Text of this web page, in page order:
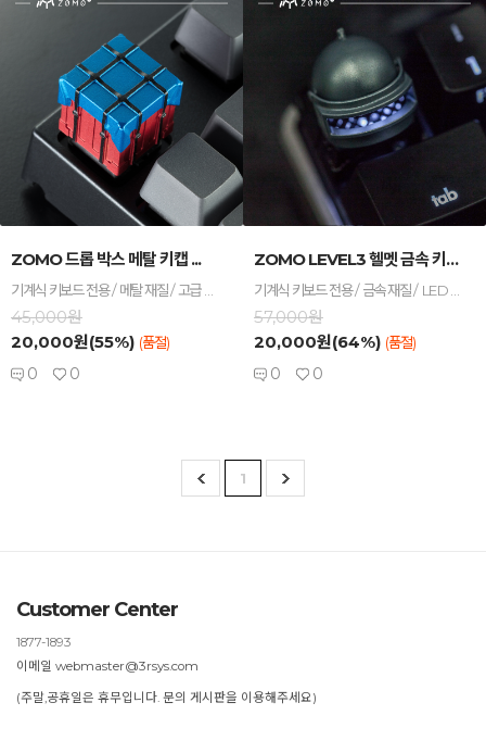
ZOMO 드롭 박스 메탈 키캡 ...
45,000원
20,000원(55%) (품절)
0 0
ZOMO LEVEL3 헬멧 금속 키캡 ...
57,000원
20,000원(64%) (품절)
0 0
1
Customer Center
1877-1893
이메일 webmaster@3rsys.com
(주말,공휴일은 휴무입니다. 문의 게시판을 이용해주세요)